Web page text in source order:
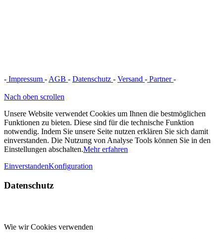
- Impressum - AGB - Datenschutz - Versand - Partner-
Nach oben scrollen
Unsere Website verwendet Cookies um Ihnen die bestmöglichen
Funktionen zu bieten. Diese sind für die technische Funktion
notwendig. Indem Sie unsere Seite nutzen erklären Sie sich damit
einverstanden. Die Nutzung von Analyse Tools können Sie in den
Einstellungen abschalten.Mehr erfahren
EinverstandenKonfiguration
Datenschutz
Wie wir Cookies verwenden